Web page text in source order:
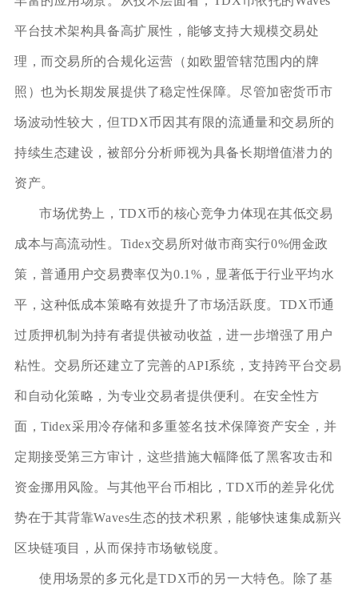
平台技术架构具备高扩展性，能够支持大规模交易处
理，而交易所的合规化运营（如欧盟管辖范围内的牌
照）也为长期发展提供了稳定性保障。尽管加密货币市
场波动性较大，但TDX币因其有限的流通量和交易所的
持续生态建设，被部分分析师视为具备长期增值潜力的
资产。
市场优势上，TDX币的核心竞争力体现在其低交易
成本与高流动性。Tidex交易所对做市商实行0%佣金政
策，普通用户交易费率仅为0.1%，显著低于行业平均水
平，这种低成本策略有效提升了市场活跃度。TDX币通
过质押机制为持有者提供被动收益，进一步增强了用户
粘性。交易所还建立了完善的API系统，支持跨平台交易
和自动化策略，为专业交易者提供便利。在安全性方
面，Tidex采用冷存储和多重签名技术保障资产安全，并
定期接受第三方审计，这些措施大幅降低了黑客攻击和
资金挪用风险。与其他平台币相比，TDX币的差异化优
势在于其背靠Waves生态的技术积累，能够快速集成新兴
区块链项目，从而保持市场敏锐度。
使用场景的多元化是TDX币的另一大特色。除了基